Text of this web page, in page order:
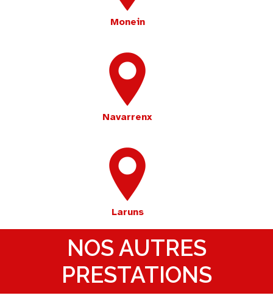
Monein
Navarrenx
Laruns
NOS AUTRES
PRESTATIONS